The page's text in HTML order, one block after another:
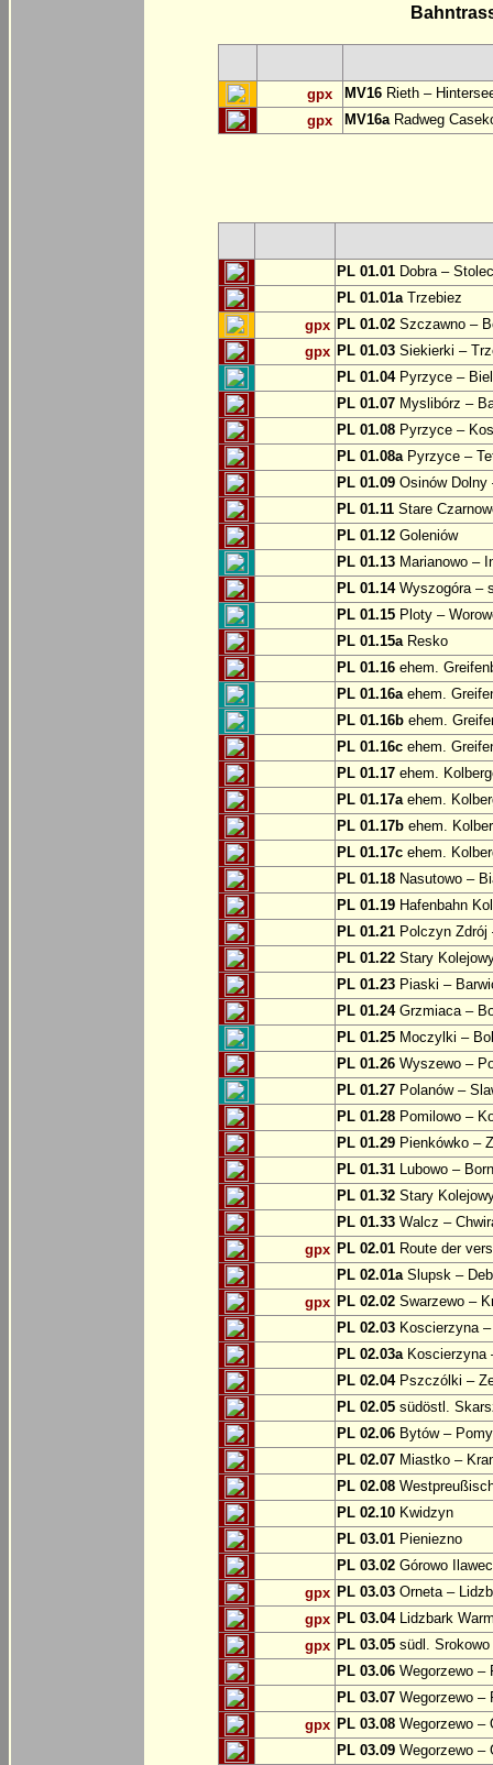
gpx MV16 Rieth –
gpx
MV16aRadweg
PL 01.01 Dobra –
PL 01.01aTrzebiez
gpx PL 01.02 Szczawno –
gpx PL 01.03 Siekierki –
PL 01.04Pyrzyce –
PL 01.07 Myslibórz –
PL 01.08 Pyrzyce –
PL 01.08aPyrzyce –
PL 01.09 Osinów Dolny
PL 01.11 Stare
PL 01.12 Goleniów
PL 01.13 Marianowo –
PL 01.14Wyszogóra –
PL 01.15 Ploty –
PL 01.15aResko
PL 01.16 ehem.
PL 01.16aehem.
PL 01.16b ehem.
PL 01.16c ehem.
PL 01.17 ehem.
PL 01.17aehem.
PL 01.17b ehem.
PL 01.17c ehem.
PL 01.18 Nasutowo –
PL 01.19 Hafenbahn
PL 01.21 Polczyn
PL 01.22 Stary
PL 01.23 Piaski –
PL 01.24Grzmiaca –
PL 01.25 Moczylki –
PL 01.26 Wyszewo –
PL 01.27 Polanów –
PL 01.28 Pomilowo –
PL 01.29 Pienkówko –
PL 01.31 Lubowo –
PL 01.32 Stary
PL 01.33 Walcz –
gpx PL 02.01 Route der
PL 02.01aSlupsk –
gpx PL 02.02 Swarzewo –
PL 02.03 Koscierzyna
PL 02.03aKoscierzyna
PL 02.04Pszczólki –
PL 02.05 südöstl.
PL 02.06 Bytów –
PL 02.07 Miastko –
PL 02.08
PL 02.10 Kwidzyn
PL 03.01 Pieniezno
PL 03.02 Górowo
gpx PL 03.03 Orneta –
gpx PL 03.04Lidzbark
gpx PL 03.05 südl.
PL 03.06 Wegorzewo –
PL 03.07 Wegorzewo –
gpx PL 03.08 Wegorzewo –
PL 03.09 Wegorzewo –